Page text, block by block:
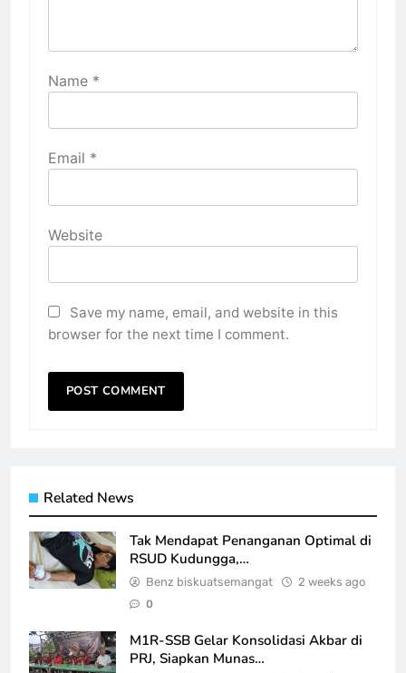
Name *
Email *
Website
Save my name, email, and website in this
browser for the next time I comment.
Related News
Tak Mendapat Penanganan Optimal di
RSUD Kudungga,…
Benz biskuatsemangat 2 weeks ago
0
M1R-SSB Gelar Konsolidasi Akbar di
PRJ, Siapkan Munas…